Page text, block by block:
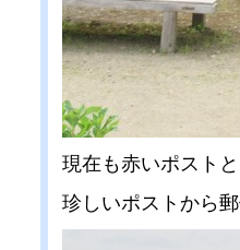
現在も赤いポスト
珍しいポストから